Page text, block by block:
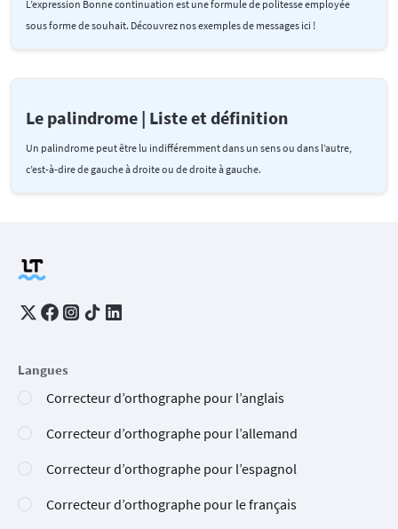
L’expression Bonne continuation est une formule de politesse employée
sous forme de souhait. Découvrez nos exemples de messages ici !
Le palindrome | Liste et définition
Un palindrome peut être lu indifféremment dans un sens ou dans l’autre,
c’est-à-dire de gauche à droite ou de droite à gauche.
Langues
Correcteur d’orthographe pour l’anglais
Correcteur d’orthographe pour l’allemand
Correcteur d’orthographe pour l’espagnol
Correcteur d’orthographe pour le français